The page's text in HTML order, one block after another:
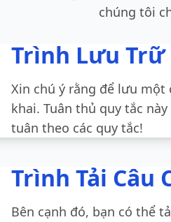
chúng tôi
Trình Lưu Trữ
Xin chú ý rằng để lưu một
khai. Tuân thủ quy tắc
tuân theo các quy tắc!
Trình Tải Câu
Bên cạnh đó, bạn có thể